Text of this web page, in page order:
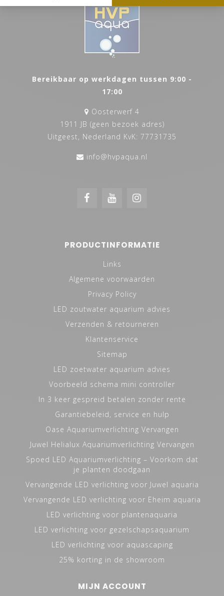
Bereikbaar op werkdagen tussen 9:00 -
17:00
Oosterwerf 4
1911 JB (geen bezoek adres)
Uitgeest, Nederland KvK: 77731735
info@hvpaqua.nl
PRODUCTINFORMATIE
Links
Algemene voorwaarden
Privacy Policy
LED zoutwater aquarium advies
Verzenden & retourneren
Klantenservice
Sitemap
LED zoetwater aquarium advies
Voorbeeld schema mini controller
In 3 keer gespreid betalen zonder rente
Garantiebeleid, service en hulp
Oase Aquariumverlichting Vervangen
Juwel Helialux Aquariumverlichting Vervangen
Spoed LED Aquariumverlichting – Voorkom dat
je planten doodgaan
Vervangende LED verlichting voor Juwel aquaria
Vervangende LED verlichting voor Eheim aquaria
LED verlichting voor plantenaquaria
LED verlichting voor gezelschapsaquarium
LED verlichting voor aquascaping
25% korting in de showroom
MIJN ACCOUNT